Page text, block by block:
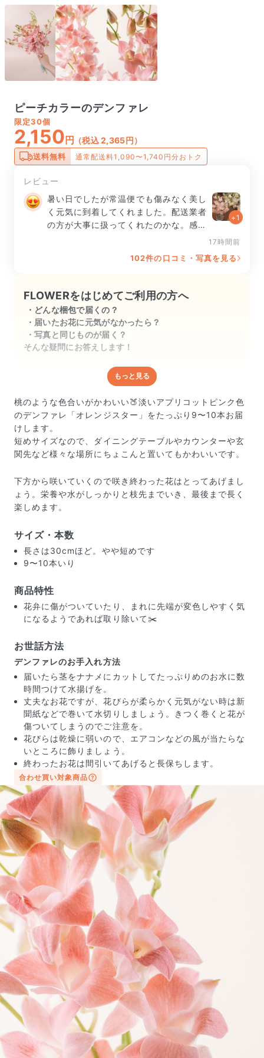
ピーチカラーのデンファレ
限定30個
2,150 円 （税込 2,365円）
送料無料 通常配送料1,090〜1,740円分おトク
レビュー
暑い日でしたが常温便でも傷みなく美し
く元気に到着してくれました。配送業者
の方が大事に扱ってくれたのかな。感謝
長さは思いのほか長く、花は大きく、で
ます。半分に分けて生けました。
お花をよくみるとキラキラしています。
お花の薄ピンクと枝蕾のライトグリーン
の対比がとても美しいです。お盆休み中
眺めて過ごします。長持ちしてくれます
+1
17時間前
102件の口コミ・写真を見る
FLOWERをはじめてご利用の方へ
どんな梱包で届くの？
届いたお花に元気がなかったら？
写真と同じものが届く？
そんな疑問にお答えします！
どんな梱包で届くの？
出荷前に水揚げ（花が水を吸いやすくなる処理）を施
し、専用ボックスに丁寧に梱包してお届けしています。
きゅっとまとめられて一見窮屈そうに見えますが、輸送
中の衝撃による折れや擦れを軽減する効果があります。
届いたお花に元気がなかったら？
もし届いたお花に「枯れている」「折れている」などの
不備があった場合は、些細なことでもお気軽にサポート
までご連絡ください。ご返金にて補償いたします。
写真と同じものが届く？
商品ページに掲載している写真は、実際にお届けする商
品を撮影したものです。お花は生き物なので、どうして
も色味やサイズ・咲き方に個体差はありますが、できる
だけ写真のイメージに近いものをお届けできるように人
の目でチェックをしています。
もっと見る
桃のような色合いがかわいい🍑淡いアプリコットピンク色
のデンファレ「オレンジスター」をたっぷり9〜10本お届
けします。
短めサイズなので、ダイニングテーブルやカウンターや玄
関先など様々な場所にちょこんと置いてもかわいいです。
下方から咲いていくので咲き終わった花はとってあげまし
ょう。栄養や水がしっかりと枝先までいき、最後まで長く
楽しめます。
サイズ・本数
長さは30cmほど。やや短めです
9〜10本いり
商品特性
花弁に傷がついていたり、まれに先端が変色しやすく気
になるようであれば取り除いて✂️
お世話方法
デンファレのお手入れ方法
届いたら茎をナナメにカットしてたっぷりめのお水に数
時間つけて水揚げを。
丈夫なお花ですが、花びらが柔らかく元気がない時は新
聞紙などで巻いて水切りしましょう。きつく巻くと花が
傷ついてしまうのでご注意を。
花びらは乾燥に弱いので、エアコンなどの風が当たらな
いところに飾りましょう。
終わったお花は間引いてあげると長保ちします。
合わせ買い対象商品